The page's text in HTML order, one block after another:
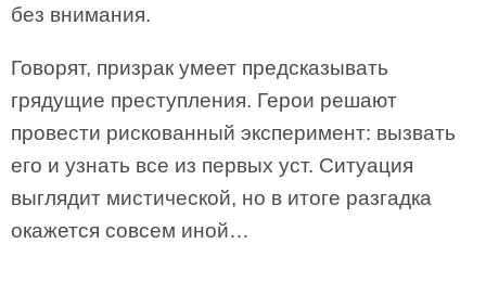
без внимания.
Говорят, призрак умеет предсказывать
грядущие преступления. Герои решают
провести рискованный эксперимент: вызвать
его и узнать все из первых уст. Ситуация
выглядит мистической, но в итоге разгадка
окажется совсем иной…